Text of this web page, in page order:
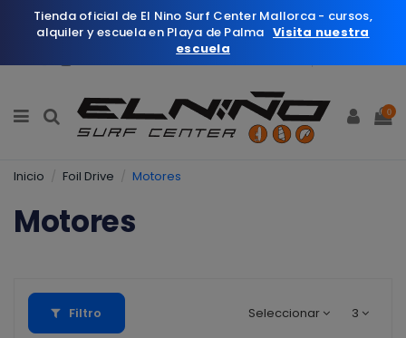
0
Inicio Foil Drive Motores
Motores
Filtro Seleccionar 3
Tienda oficial de El Nino Surf Center Mallorca - cursos,
alquiler y escuela en Playa de Palma Visita nuestra
escuela